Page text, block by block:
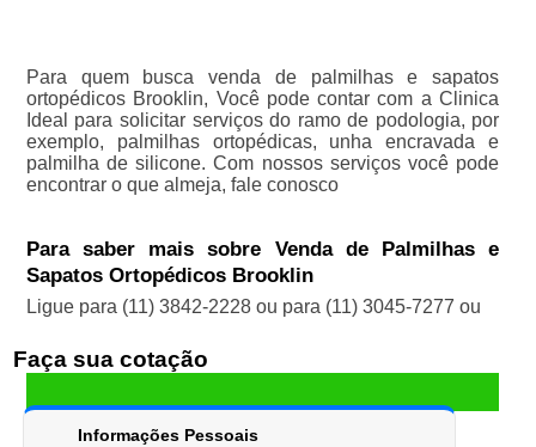
Para quem busca venda de palmilhas e sapatos
ortopédicos Brooklin, Você pode contar com a Clinica
Ideal para solicitar serviços do ramo de podologia, por
exemplo, palmilhas ortopédicas, unha encravada e
palmilha de silicone. Com nossos serviços você pode
encontrar o que almeja, fale conosco
Para saber mais sobre Venda de Palmilhas e
Sapatos Ortopédicos Brooklin
Ligue para (11) 3842-2228ou para (11) 3045-7277 ou
Faça sua cotação
Informações Pessoais